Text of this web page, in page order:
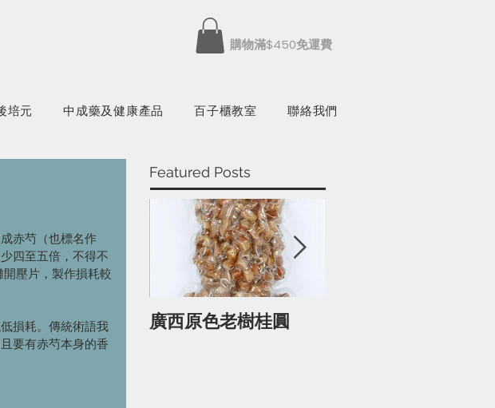
​購物滿$450免運費
培元 中成藥及健康產品 百子櫃教室 聯絡我們
赤芍（也標名作
四至五倍，不得不
壓片，製作損耗較
損耗。傳統術語我
要有赤芍本身的香
Featured Posts
廣西原色老樹桂圓